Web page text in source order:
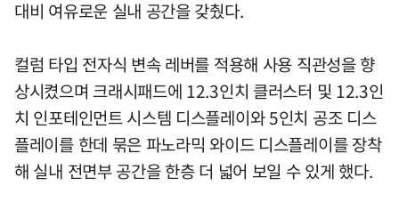
대비 여유로운 실내 공간을 갖췄다.
컬럼 타입 전자식 변속 레버를 적용해 사용 직관성을 향
상시켰으며 크래시패드에 12.3인치 클러스터 및 12.3인
치 인포테인먼트 시스템 디스플레이와 5인치 공조 디스
플레이를 한데 묶은 파노라믹 와이드 디스플레이를 장착
해 실내 전면부 공간을 한층 더 넓어 보일 수 있게 했다.